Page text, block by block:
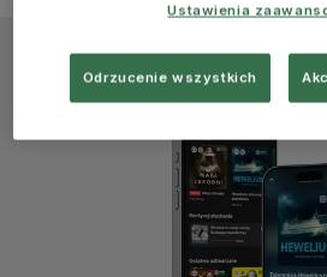
Ustawienia
Odrzucenie wszystkich